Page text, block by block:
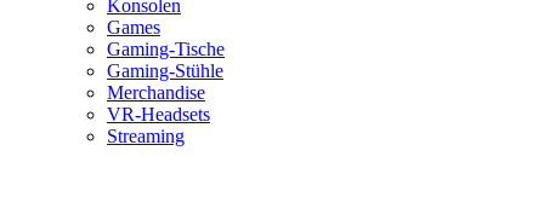
Konsolen
Games
Gaming-Tische
Gaming-Stühle
Merchandise
VR-Headsets
Streaming